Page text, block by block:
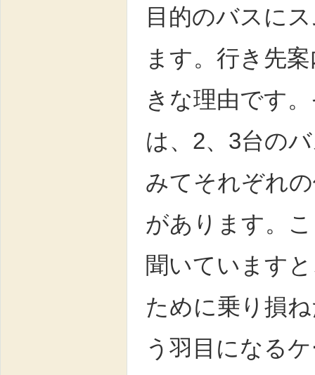
目的のバスに
ます。行き先
きな理由です
は、2、3台の
みてそれぞれ
があります。
聞いています
ために乗り損
う羽目になる